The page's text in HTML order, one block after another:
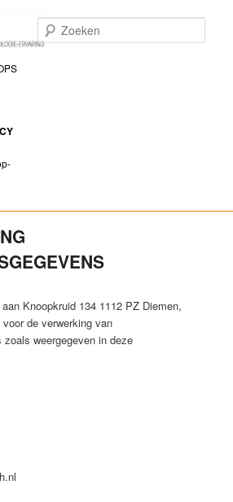
inhoudinhoud
Knoopkruid 134 1112 PZ Diemen,
de verwerking van
zoals weergegeven in deze